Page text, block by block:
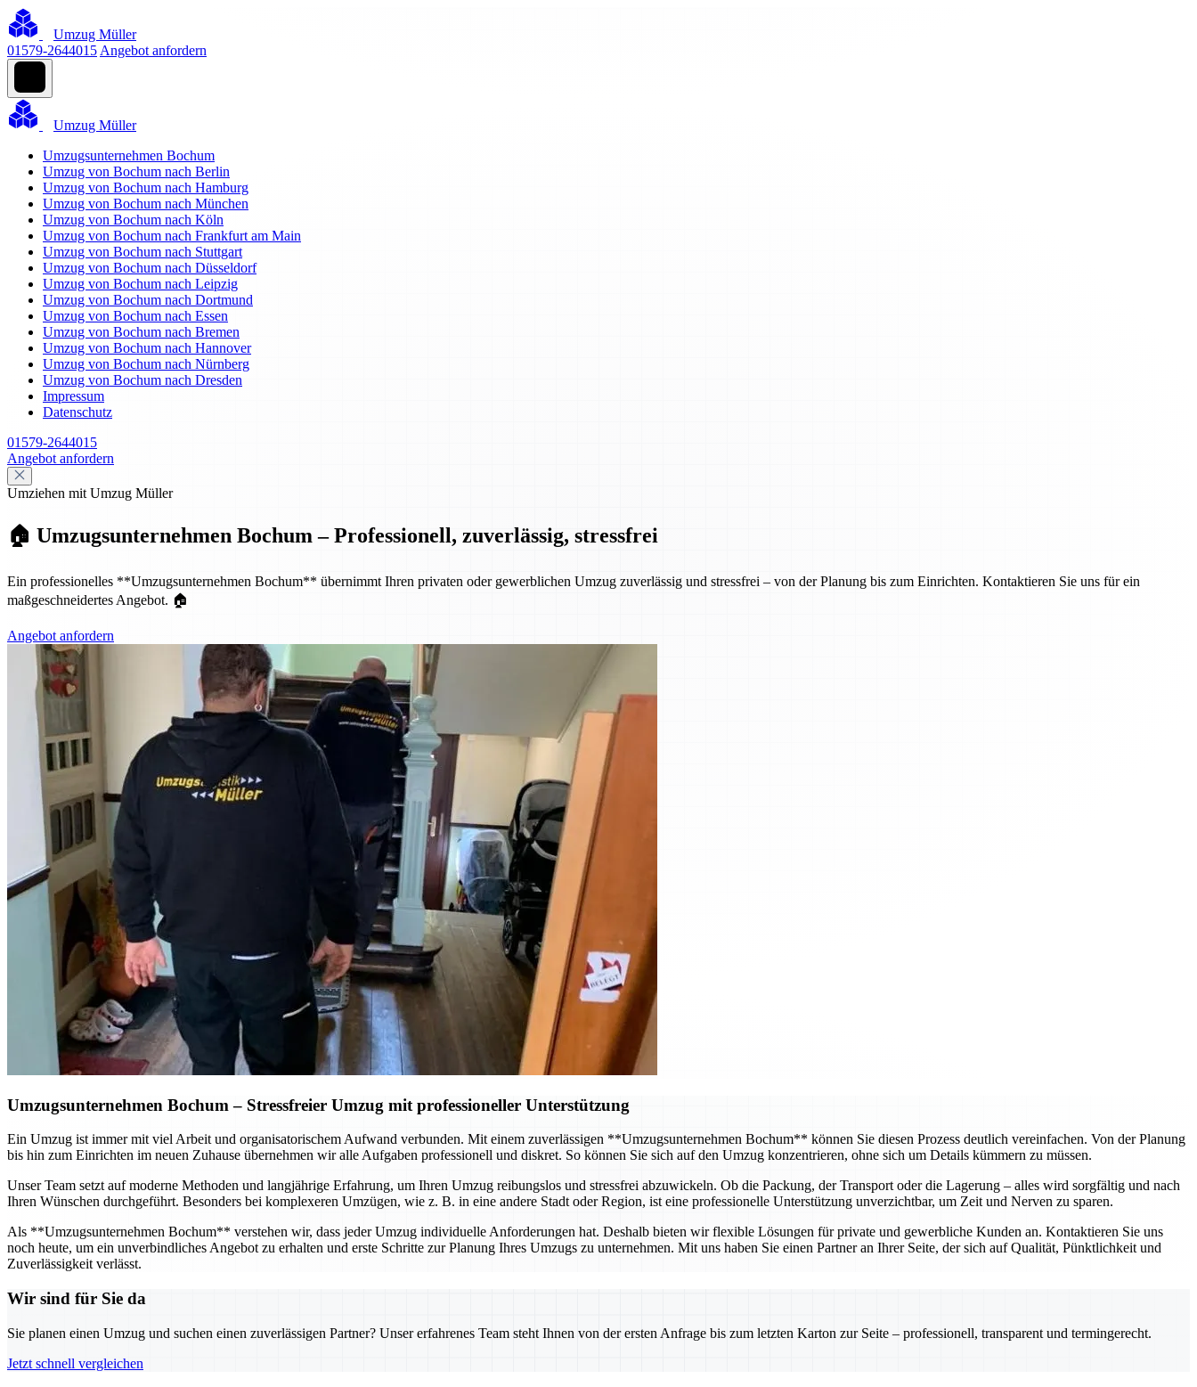
Umzug Müller
01579-2644015 Angebot anfordern
Umzug Müller
Umzugsunternehmen Bochum
Umzug von Bochum nach Berlin
Umzug von Bochum nach Hamburg
Umzug von Bochum nach München
Umzug von Bochum nach Köln
Umzug von Bochum nach Frankfurt am Main
Umzug von Bochum nach Stuttgart
Umzug von Bochum nach Düsseldorf
Umzug von Bochum nach Leipzig
Umzug von Bochum nach Dortmund
Umzug von Bochum nach Essen
Umzug von Bochum nach Bremen
Umzug von Bochum nach Hannover
Umzug von Bochum nach Nürnberg
Umzug von Bochum nach Dresden
Impressum
Datenschutz
01579-2644015
Angebot anfordern
Umziehen mit Umzug Müller
🏠 Umzugsunternehmen Bochum – Professionell, zuverlässig, stressfrei
Ein professionelles **Umzugsunternehmen Bochum** übernimmt Ihren privaten oder gewerblichen Umzug zuverlässig und stressfrei – von der Planung bis zum Einrichten. Kontaktieren Sie uns für ein
maßgeschneidertes Angebot. 🏠
Angebot anfordern
Umzugsunternehmen Bochum – Stressfreier Umzug mit professioneller Unterstützung
Ein Umzug ist immer mit viel Arbeit und organisatorischem Aufwand verbunden. Mit einem zuverlässigen **Umzugsunternehmen Bochum** können Sie diesen Prozess deutlich vereinfachen. Von der Planung
bis hin zum Einrichten im neuen Zuhause übernehmen wir alle Aufgaben professionell und diskret. So können Sie sich auf den Umzug konzentrieren, ohne sich um Details kümmern zu müssen.
Unser Team setzt auf moderne Methoden und langjährige Erfahrung, um Ihren Umzug reibungslos und stressfrei abzuwickeln. Ob die Packung, der Transport oder die Lagerung – alles wird sorgfältig und nach
Ihren Wünschen durchgeführt. Besonders bei komplexeren Umzügen, wie z. B. in eine andere Stadt oder Region, ist eine professionelle Unterstützung unverzichtbar, um Zeit und Nerven zu sparen.
Als **Umzugsunternehmen Bochum** verstehen wir, dass jeder Umzug individuelle Anforderungen hat. Deshalb bieten wir flexible Lösungen für private und gewerbliche Kunden an. Kontaktieren Sie uns
noch heute, um ein unverbindliches Angebot zu erhalten und erste Schritte zur Planung Ihres Umzugs zu unternehmen. Mit uns haben Sie einen Partner an Ihrer Seite, der sich auf Qualität, Pünktlichkeit und
Zuverlässigkeit verlässt.
Wir sind für Sie da
Sie planen einen Umzug und suchen einen zuverlässigen Partner? Unser erfahrenes Team steht Ihnen von der ersten Anfrage bis zum letzten Karton zur Seite – professionell, transparent und termingerecht.
Jetzt schnell vergleichen